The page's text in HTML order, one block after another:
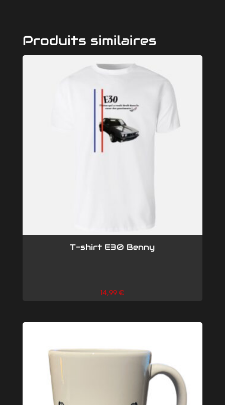
Produits similaires
T-shirt E30 Benny
14,99 €